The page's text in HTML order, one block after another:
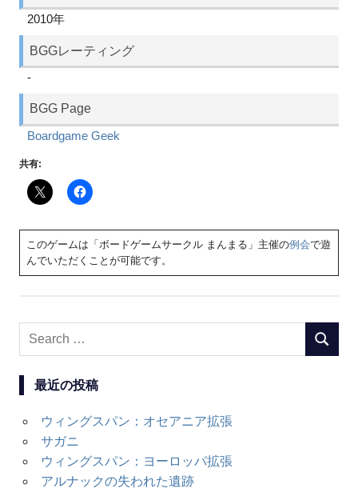
2010年
BGGレーティング
-
BGG Page
Boardgame Geek
共有:
このゲームは「ボードゲームサークル まんまる」主催の例会で遊
んでいただくことが可能です。
Search
最近の投稿
ウィングスパン：オセアニア拡張
サガニ
ウィングスパン：ヨーロッパ拡張
アルナックの失われた遺跡